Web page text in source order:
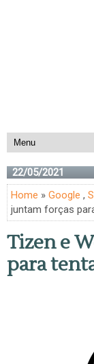
22/05/2021
Home » Google ,
juntam forças
Tizen e
para